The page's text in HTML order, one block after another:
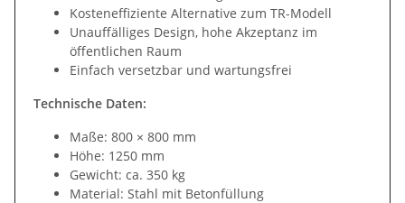
Kosteneffiziente Alternative zum TR-Modell
Unauffälliges Design, hohe Akzeptanz im
öffentlichen Raum
Einfach versetzbar und wartungsfrei
Technische Daten:
Maße: 800 × 800 mm
Höhe: 1250 mm
Gewicht: ca. 350 kg
Material: Stahl mit Betonfüllung